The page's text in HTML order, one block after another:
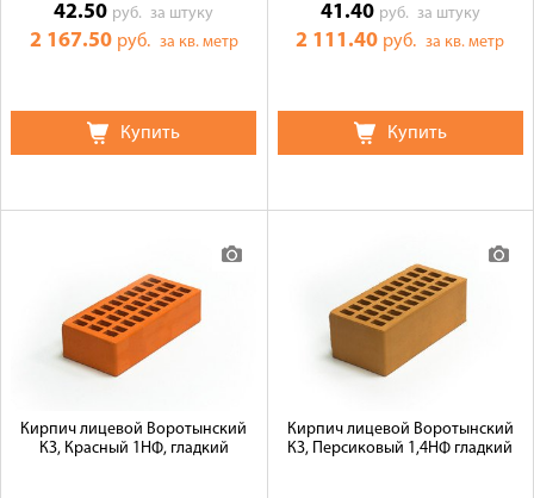
42.50 руб.за штуку
2 167.50 руб. за кв. метр
Купить
41.40 руб. за штуку
2 111.40 руб.за кв. метр
Купить
Кирпич лицевой Воротынский
КЗ, Красный 1НФ, гладкий
Кирпич лицевой Воротынский
КЗ, Персиковый 1,4НФ гладкий